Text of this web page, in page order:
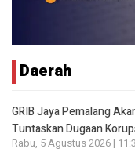
Daerah
GRIB Jaya Pemalang
Tuntaskan Dugaan
Rabu, 5 Agustus 2026 |